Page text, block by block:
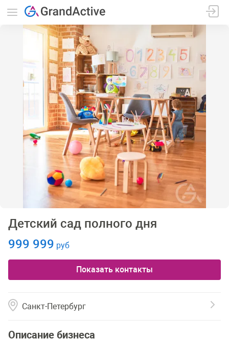
Детский сад полного дня
999 999 руб
Показать контакты
Санкт-Петербург
Описание бизнеса